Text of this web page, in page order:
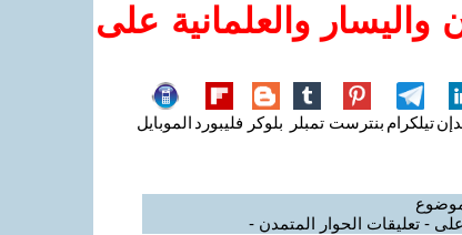
والعلمانية على
تيلكرام بنترست تمبلر بلوكر فليبورد الموبايل
- تعليقات الحوار المتمدن -